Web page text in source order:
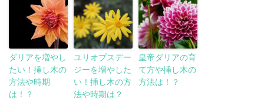
ダリアを増やし
たい！挿し木の
方法や時期
は！？
ユリオプスデー
ジーを増やした
い！挿し木の方
法や時期は？
皇帝ダリアの育
て方や挿し木の
方法は！？